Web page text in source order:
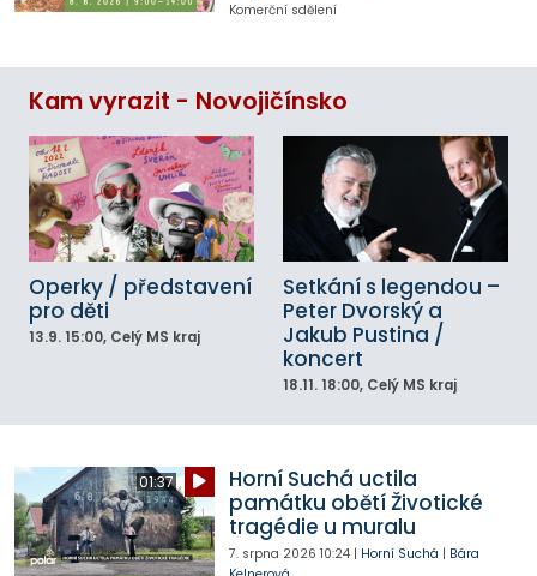
Komerční sdělení
Kam vyrazit - Novojičínsko
Operky / představení
pro děti
13.9. 15:00, Celý MS kraj
Setkání s legendou –
Peter Dvorský a
Jakub Pustina /
koncert
18.11. 18:00, Celý MS kraj
01:37
Horní Suchá uctila
památku obětí Životické
tragédie u muralu
7. srpna 2026 10:24| Horní Suchá | Bára